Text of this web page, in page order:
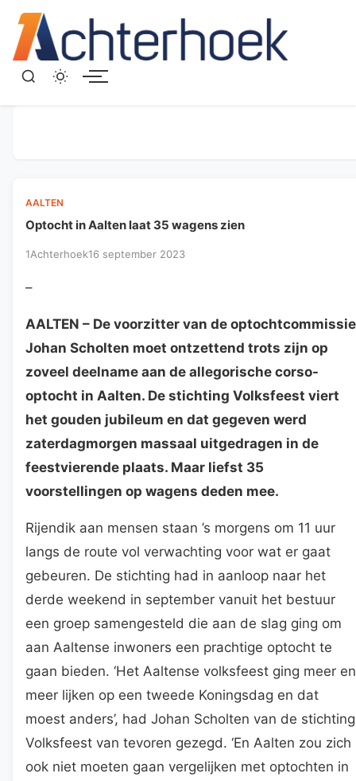
AALTEN
Optocht in Aalten laat 35 wagens zien
1Achterhoek16 september 2023
–
AALTEN – De voorzitter van de optochtcommissie
Johan Scholten moet ontzettend trots zijn op
zoveel deelname aan de allegorische corso-
optocht in Aalten. De stichting Volksfeest viert
het gouden jubileum en dat gegeven werd
zaterdagmorgen massaal uitgedragen in de
feestvierende plaats. Maar liefst 35
voorstellingen op wagens deden mee.
Rijendik aan mensen staan ’s morgens om 11 uur
langs de route vol verwachting voor wat er gaat
gebeuren. De stichting had in aanloop naar het
derde weekend in september vanuit het bestuur
een groep samengesteld die aan de slag ging om
aan Aaltense inwoners een prachtige optocht te
gaan bieden. ‘Het Aaltense volksfeest ging meer en
meer lijken op een tweede Koningsdag en dat
moest anders’, had Johan Scholten van de stichting
Volksfeest van tevoren gezegd. ‘En Aalten zou zich
ook niet moeten gaan vergelijken met optochten in